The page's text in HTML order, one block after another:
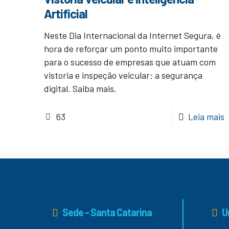
Artificial
Neste Dia Internacional da Internet Segura, é
hora de reforçar um ponto muito importante
para o sucesso de empresas que atuam com
vistoria e inspeção veicular: a segurança
digital. Saiba mais.
63 Leia mais
Sede - Santa Catarina